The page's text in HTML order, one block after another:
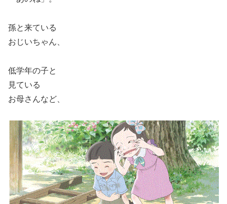
孫と来ている
おじいちゃん、
低学年の子と
見ている
お母さんなど、